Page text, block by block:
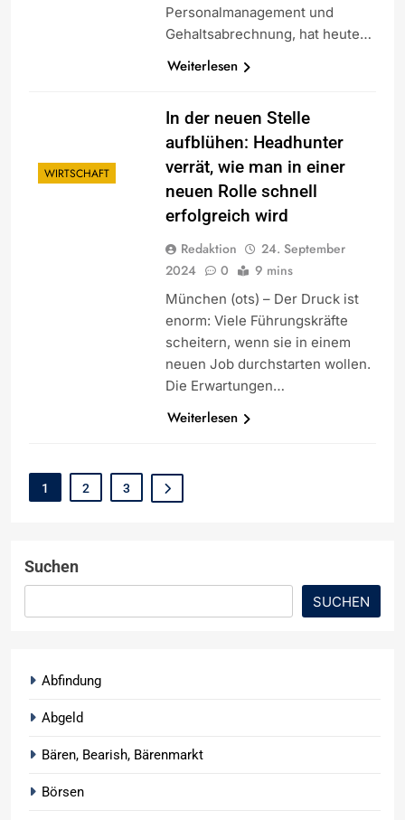
Personalmanagement und
Gehaltsabrechnung, hat heute…
Weiterlesen
WIRTSCHAFT
In der neuen Stelle
aufblühen: Headhunter
verrät, wie man in einer
neuen Rolle schnell
erfolgreich wird
Redaktion
24. September
2024
0 9 mins
München (ots) – Der Druck ist
enorm: Viele Führungskräfte
scheitern, wenn sie in einem
neuen Job durchstarten wollen.
Die Erwartungen…
Weiterlesen
1 2 3
Suchen
SUCHEN
Abfindung
Abgeld
Bären, Bearish, Bärenmarkt
Börsen